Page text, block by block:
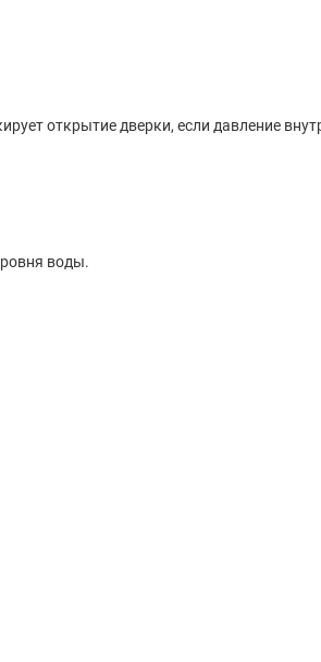
открытие дверки, если давление
воды.